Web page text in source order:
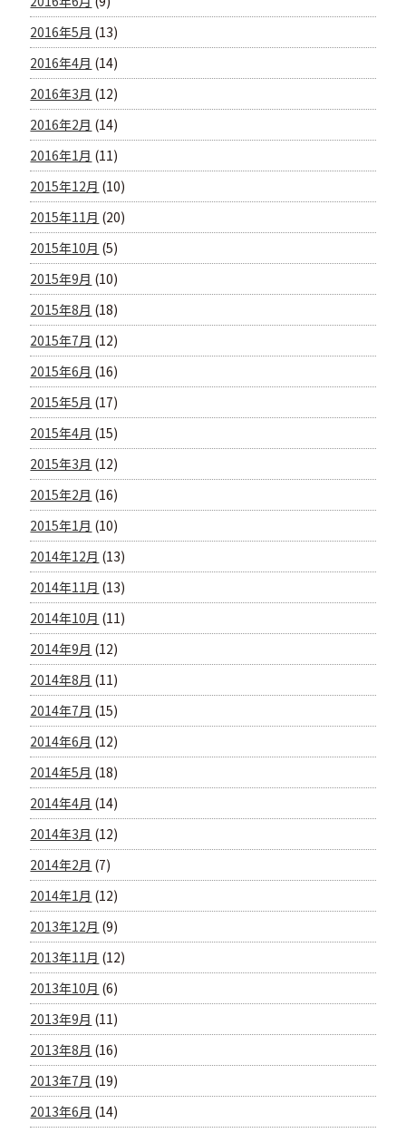
2016年5月 (13)
2016年4月 (14)
2016年3月 (12)
2016年2月 (14)
2016年1月 (11)
2015年12月 (10)
2015年11月 (20)
2015年10月 (5)
2015年9月 (10)
2015年8月 (18)
2015年7月 (12)
2015年6月 (16)
2015年5月 (17)
2015年4月 (15)
2015年3月 (12)
2015年2月 (16)
2015年1月 (10)
2014年12月 (13)
2014年11月 (13)
2014年10月 (11)
2014年9月 (12)
2014年8月 (11)
2014年7月 (15)
2014年6月 (12)
2014年5月 (18)
2014年4月 (14)
2014年3月 (12)
2014年2月 (7)
2014年1月 (12)
2013年12月 (9)
2013年11月 (12)
2013年10月 (6)
2013年9月 (11)
2013年8月 (16)
2013年7月 (19)
2013年6月 (14)